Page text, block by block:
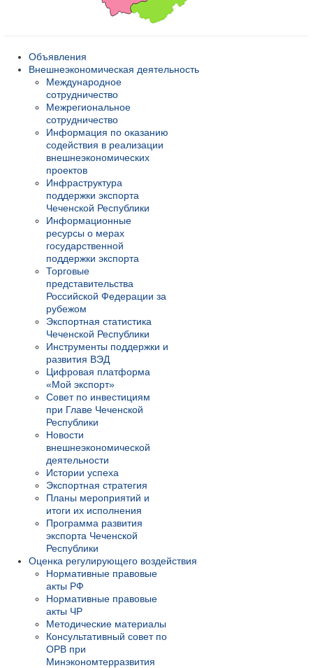
Объявления
Внешнеэкономическая деятельность
Международное
сотрудничество
Межрегиональное
сотрудничество
Информация по оказанию
содействия в реализации
внешнеэкономических
проектов
Инфраструктура
поддержки экспорта
Чеченской Республики
Информационные
ресурсы о мерах
государственной
поддержки экспорта
Торговые
представительства
Российской Федерации за
рубежом
Экспортная статистика
Чеченской Республики
Инструменты поддержки и
развития ВЭД
Цифровая платформа
«Мой экспорт»
Совет по инвестициям
при Главе Чеченской
Республики
Новости
внешнеэкономической
деятельности
Истории успеха
Экспортная стратегия
Планы мероприятий и
итоги их исполнения
Программа развития
экспорта Чеченской
Республики
Оценка регулирующего воздействия
Нормативные правовые
акты РФ
Нормативные правовые
акты ЧР
Методические материалы
Консультативный совет по
ОРВ при
Минэкономтерразвития